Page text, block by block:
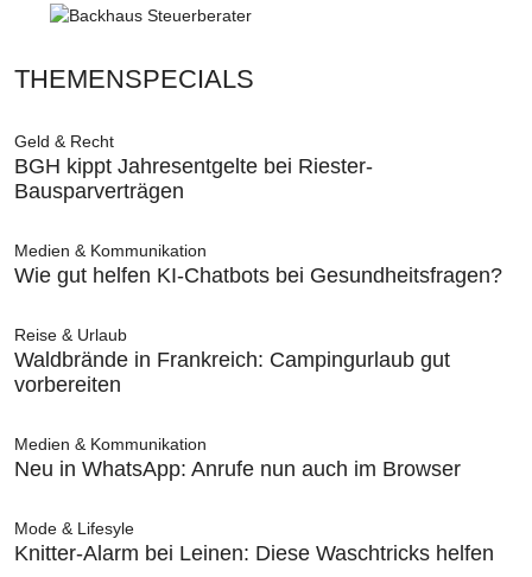
THEMENSPECIALS
Geld & Recht
BGH kippt Jahresentgelte bei Riester-
Bausparverträgen
Medien & Kommunikation
Wie gut helfen KI-Chatbots bei Gesundheitsfragen?
Reise & Urlaub
Waldbrände in Frankreich: Campingurlaub gut
vorbereiten
Medien & Kommunikation
Neu in WhatsApp: Anrufe nun auch im Browser
Mode & Lifesyle
Knitter-Alarm bei Leinen: Diese Waschtricks helfen